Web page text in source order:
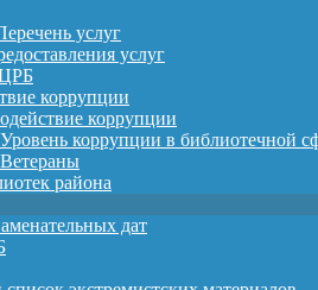
услуг
услуг
коррупции
коррупции
коррупции в библиотечной
района
дат